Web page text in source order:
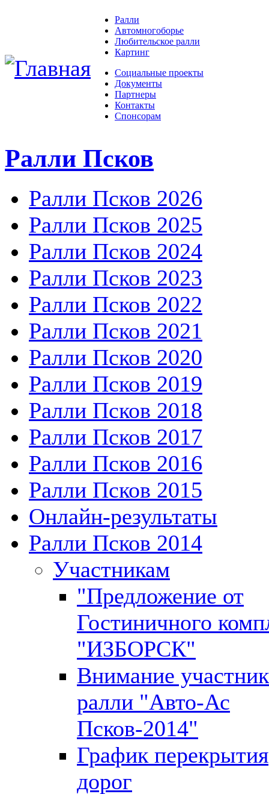
Ралли
Автомногоборье
Любительское ралли
Картинг
Социальные проекты
Документы
Партнеры
Контакты
Спонсорам
Ралли Псков
Ралли Псков 2026
Ралли Псков 2025
Ралли Псков 2024
Ралли Псков 2023
Ралли Псков 2022
Ралли Псков 2021
Ралли Псков 2020
Ралли Псков 2019
Ралли Псков 2018
Ралли Псков 2017
Ралли Псков 2016
Ралли Псков 2015
Онлайн-результаты
Ралли Псков 2014
Участникам
"Предложение от
Гостиничного
"ИЗБОРСК"
Внимание
ралли "Авто-Ас
Псков-2014"
График перекрытия
дорог